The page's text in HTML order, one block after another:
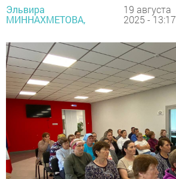
Эльвира
МИННАХМЕТОВА,
19 августа
2025 - 13:17